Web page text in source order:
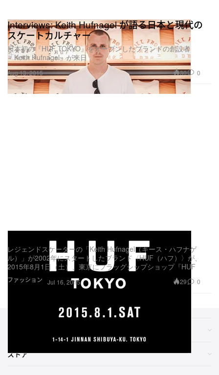
Interviews: Keith Hufnagel が語る日本と現代の
スケートカルチャー
日本初の『HUF TOKYO』をオープンしたブランドの創設者
「Keith Hufnagel」が来日
Aug 13, 2015 30 0
ファッション
HUF TOKYO 8月1日にオープン決定
レジェンドスケーターの「Keith Hufnagel（キース・ハフナゲ
ル）」が2002年にスタートしたブランド〈HUF（ハフ）〉が、
2015年8月1日（土）、東京にフラッグシップショップ『HUF
Jul 16, 2015 29 0
ストア